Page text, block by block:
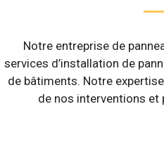
Notre entreprise de
services d’installation de
de bâtiments. Notre
de nos interventions et